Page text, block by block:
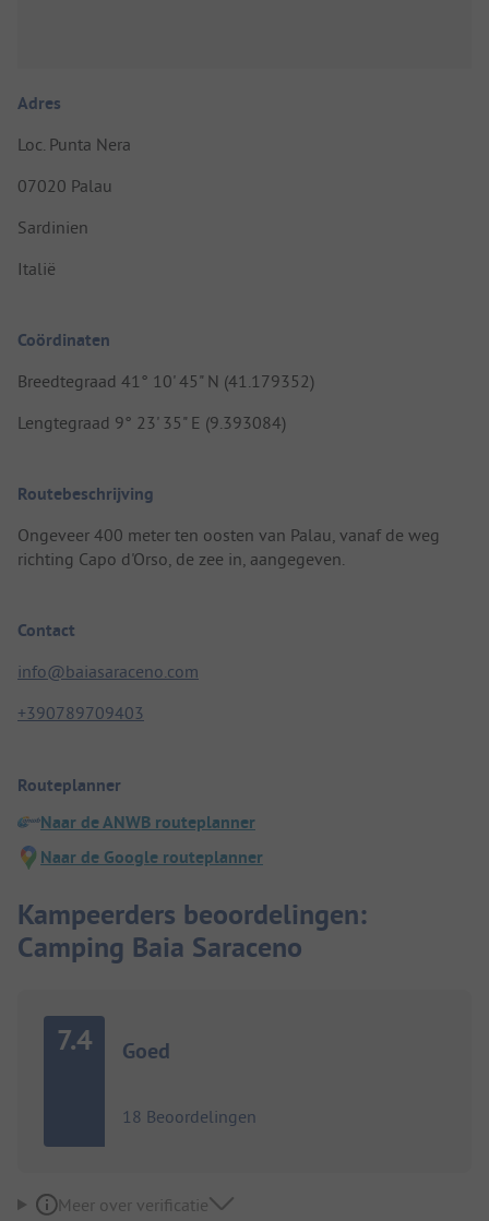
Adres
Loc. Punta Nera
07020 Palau
Sardinien
Italië
Coördinaten
Breedtegraad 41° 10' 45" N (41.179352)
Lengtegraad 9° 23' 35" E (9.393084)
Routebeschrijving
Ongeveer 400 meter ten oosten van Palau, vanaf de weg
richting Capo d'Orso, de zee in, aangegeven.
Contact
info@baiasaraceno.com
+390789709403
Routeplanner
Naar de ANWB routeplanner
Naar de Google routeplanner
Kampeerders beoordelingen:
Camping Baia Saraceno
7.4 Goed
18 Beoordelingen
Meer over verificatie